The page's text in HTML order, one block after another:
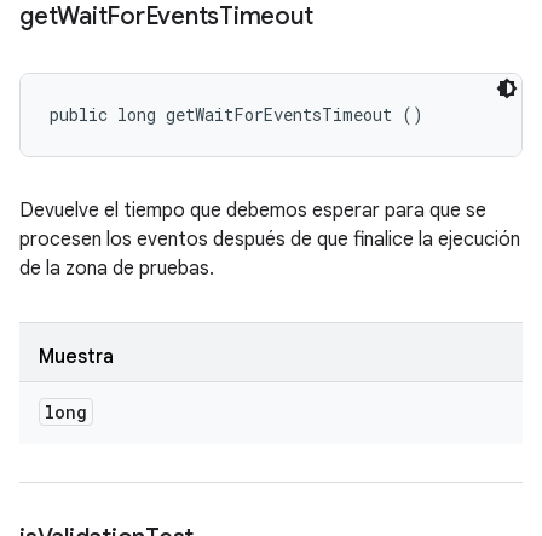
getWaitForEventsTimeout
public long getWaitForEventsTimeout ()
Devuelve el tiempo que debemos esperar para que se
procesen los eventos después de que finalice la ejecución
de la zona de pruebas.
Muestra
long